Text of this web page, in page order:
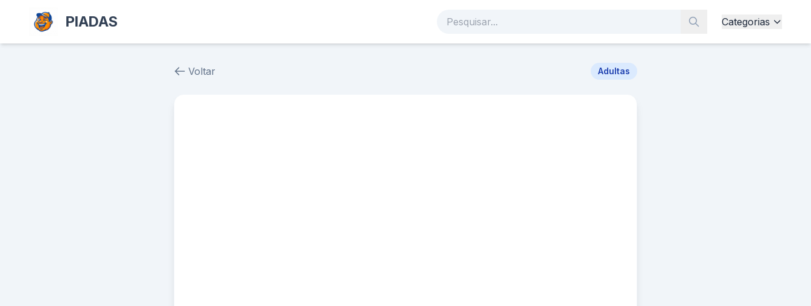
PIADAS Categorias
Voltar Adultas